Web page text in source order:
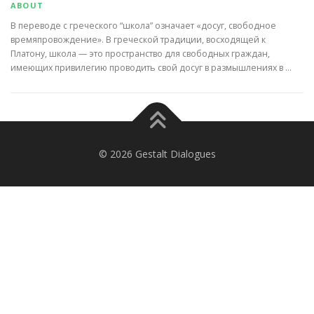
ABOUT
В переводе с греческого “школа” означает «досуг, свободное
времяпровождение». В греческой традиции, восходящей к
Платону, школа — это пространство для свободных граждан,
имеющих привилегию проводить свой досуг в размышлениях в …
© 2026 Gestalt Dialogues